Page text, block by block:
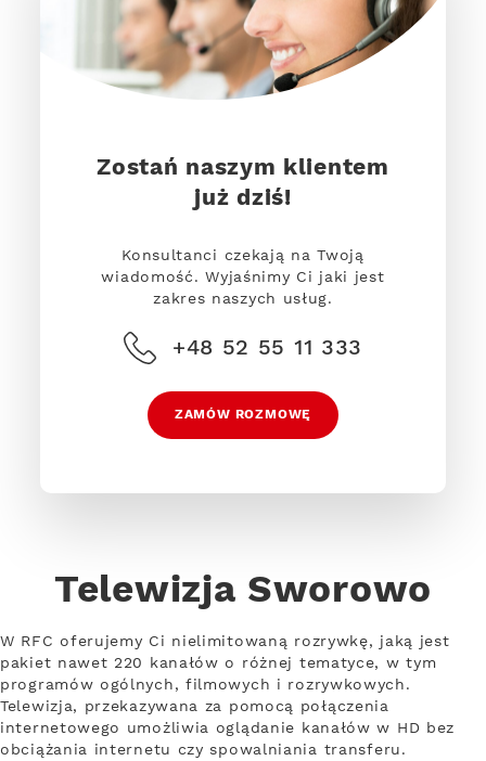
Zostań naszym klientem
już dziś!
Konsultanci czekają na Twoją
wiadomość. Wyjaśnimy Ci jaki jest
zakres naszych usług.
+48 52 55 11 333
ZAMÓW ROZMOWĘ
Telewizja Sworowo
W RFC oferujemy Ci nielimitowaną rozrywkę, jaką jest
pakiet nawet 220 kanałów o różnej tematyce, w tym
programów ogólnych, filmowych i rozrywkowych.
Telewizja, przekazywana za pomocą połączenia
internetowego umożliwia oglądanie kanałów w HD bez
obciążania internetu czy spowalniania transferu.